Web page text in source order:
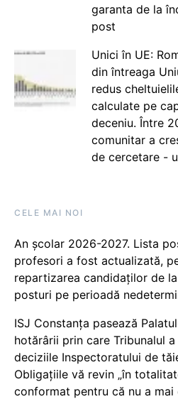
garanta de la
post
Unici în UE:
din întreaga
redus
calculate pe
deceniu. Între
comunitar a
de cercetare -
CELE MAI NOI
An școlar 2026-2027. Lista
profesori a fost actualizată,
repartizarea candidaților de
posturi pe perioadă
ISJ Constanța pasează
hotărârii prin care Tribunalul
deciziile Inspectoratului de
Obligațiile vă revin „în
conformat pentru că nu a mai